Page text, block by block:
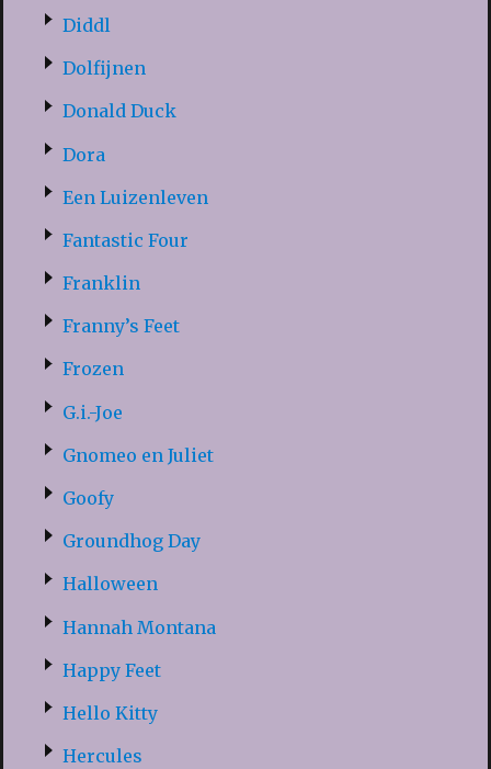
Diddl
Dolfijnen
Donald Duck
Dora
Een Luizenleven
Fantastic Four
Franklin
Franny’s Feet
Frozen
G.i.-Joe
Gnomeo en Juliet
Goofy
Groundhog Day
Halloween
Hannah Montana
Happy Feet
Hello Kitty
Hercules